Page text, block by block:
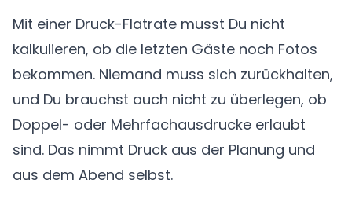
Mit einer Druck-Flatrate musst Du nicht
kalkulieren, ob die letzten Gäste noch Fotos
bekommen. Niemand muss sich zurückhalten,
und Du brauchst auch nicht zu überlegen, ob
Doppel- oder Mehrfachausdrucke erlaubt
sind. Das nimmt Druck aus der Planung und
aus dem Abend selbst.